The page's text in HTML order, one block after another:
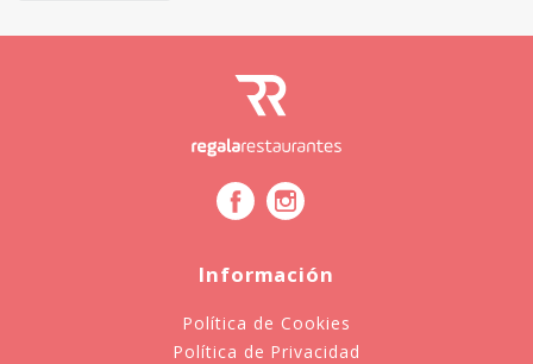
Información
Política de Cookies
Política de Privacidad